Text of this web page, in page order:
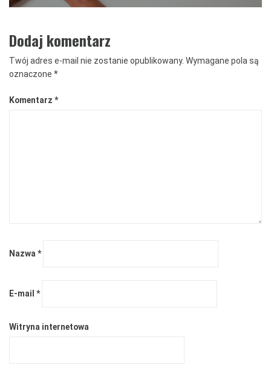
Dodaj komentarz
Twój adres e-mail nie zostanie opublikowany. Wymagane pola są
oznaczone *
Komentarz *
Nazwa *
E-mail *
Witryna internetowa